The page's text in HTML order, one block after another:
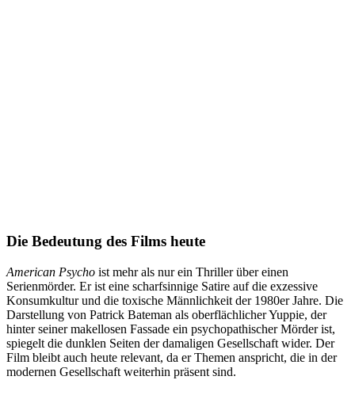
Die Bedeutung des Films heute
American Psycho ist mehr als nur ein Thriller über einen
Serienmörder. Er ist eine scharfsinnige Satire auf die exzessive
Konsumkultur und die toxische Männlichkeit der 1980er Jahre. Die
Darstellung von Patrick Bateman als oberflächlicher Yuppie, der
hinter seiner makellosen Fassade ein psychopathischer Mörder ist,
spiegelt die dunklen Seiten der damaligen Gesellschaft wider. Der
Film bleibt auch heute relevant, da er Themen anspricht, die in der
modernen Gesellschaft weiterhin präsent sind.